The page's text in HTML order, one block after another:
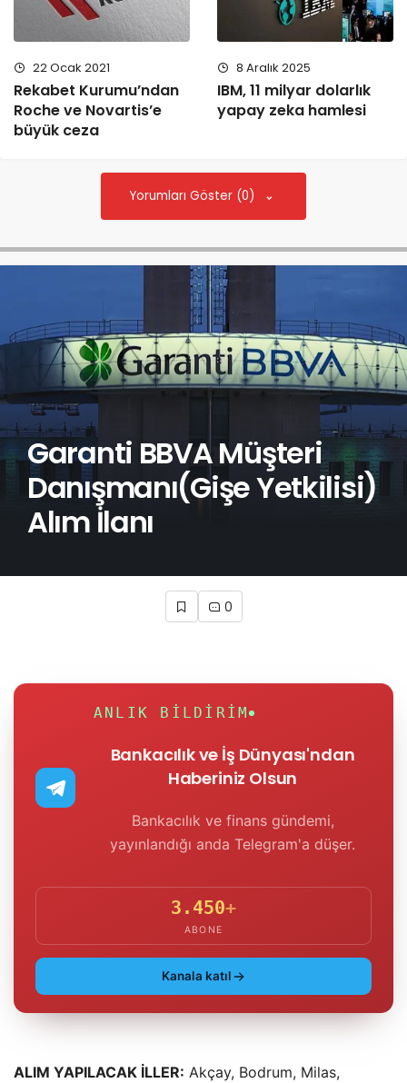
22 Ocak 2021
Rekabet Kurumu’ndan
Roche ve Novartis’e
büyük ceza
8 Aralık 2025
IBM, 11 milyar dolarlık
yapay zeka hamlesi
Yorumları Göster (0)
Garanti BBVA Müşteri
Danışmanı(Gişe Yetkilisi)
Alım İlanı
0
ANLIK BILDIRIM
Bankacılık ve İş Dünyası'ndan
Haberiniz Olsun
Bankacılık ve finans gündemi,
yayınlandığı anda Telegram'a düşer.
3.450+
ABONE
Kanala katıl
ALIM YAPILACAK İLLER: Akçay, Bodrum, Milas,